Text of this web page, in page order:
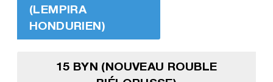
(LEMPIRA
HONDURIEN)
15 BYN (NOUVEAU ROUBLE